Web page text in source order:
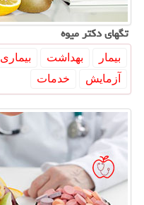
تگهای دكتر میوه
بیمار بهداشت بیماری
آزمایش
خدمات